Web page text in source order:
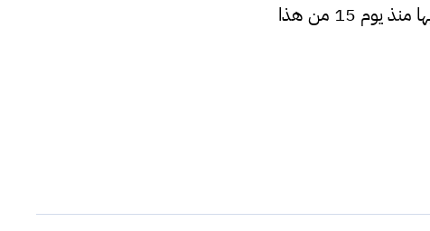
وأوضح خافيير أن السفارة الإسبانية بدأت في استقبال طلبات التأشيرة والعمل عليها منذ يوم 15 من هذا